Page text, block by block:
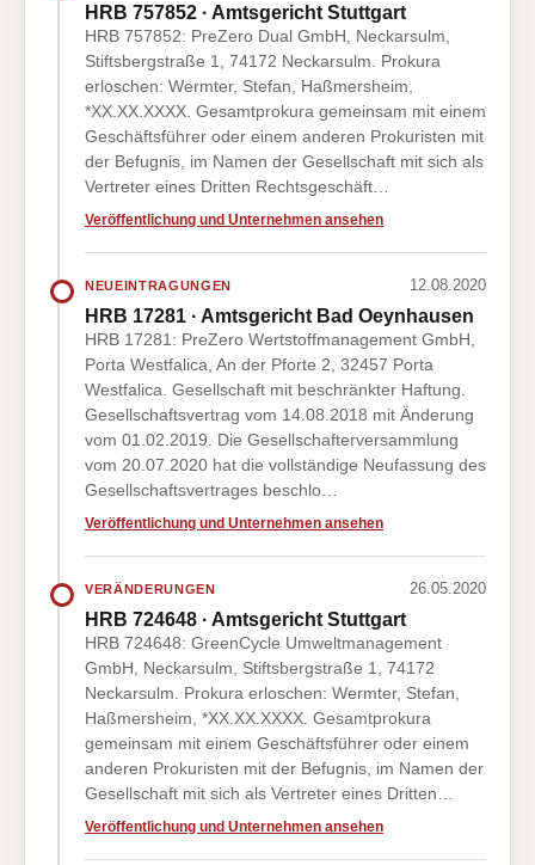
HRB 757852 · Amtsgericht Stuttgart
HRB 757852: PreZero Dual GmbH, Neckarsulm,
Stiftsbergstraße 1, 74172 Neckarsulm. Prokura
erloschen: Wermter, Stefan, Haßmersheim,
*XX.XX.XXXX. Gesamtprokura gemeinsam mit einem
Geschäftsführer oder einem anderen Prokuristen mit
der Befugnis, im Namen der Gesellschaft mit sich als
Vertreter eines Dritten Rechtsgeschäft…
Veröffentlichung und Unternehmen ansehen
NEUEINTRAGUNGEN 12.08.2020
HRB 17281 · Amtsgericht Bad Oeynhausen
HRB 17281: PreZero Wertstoffmanagement GmbH,
Porta Westfalica, An der Pforte 2, 32457 Porta
Westfalica. Gesellschaft mit beschränkter Haftung.
Gesellschaftsvertrag vom 14.08.2018 mit Änderung
vom 01.02.2019. Die Gesellschafterversammlung
vom 20.07.2020 hat die vollständige Neufassung des
Gesellschaftsvertrages beschlo…
Veröffentlichung und Unternehmen ansehen
VERÄNDERUNGEN 26.05.2020
HRB 724648 · Amtsgericht Stuttgart
HRB 724648: GreenCycle Umweltmanagement
GmbH, Neckarsulm, Stiftsbergstraße 1, 74172
Neckarsulm. Prokura erloschen: Wermter, Stefan,
Haßmersheim, *XX.XX.XXXX. Gesamtprokura
gemeinsam mit einem Geschäftsführer oder einem
anderen Prokuristen mit der Befugnis, im Namen der
Gesellschaft mit sich als Vertreter eines Dritten…
Veröffentlichung und Unternehmen ansehen